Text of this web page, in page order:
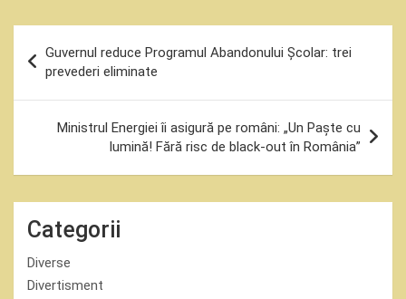
în
articole
Guvernul reduce Programul Abandonului Școlar: trei
prevederi eliminate
Ministrul Energiei îi asigură pe români: „Un Paște cu
lumină! Fără risc de black-out în România”
Categorii
Diverse
Divertisment